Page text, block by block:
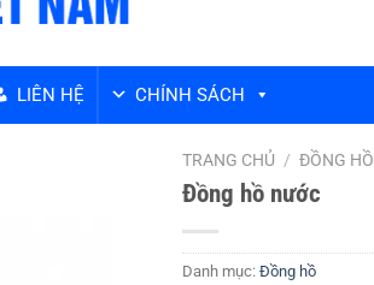
LIÊN HỆ CHÍNH SÁCH
TRANG CHỦ / ĐỒNG HỒ
Đồng hồ nước
Danh mục: Đồng hồ